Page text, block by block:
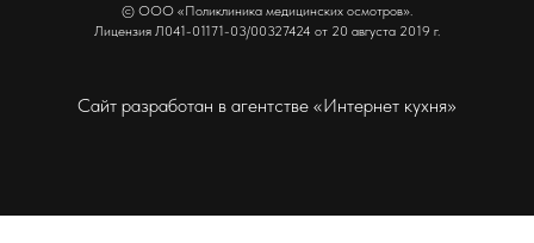
© ООО «Поликлиника медицинских осмотров».
Лицензия Л041-01171-03/00327424 от 20 августа 2019 г.
Сайт разработан в агентстве «Интернет кухня»